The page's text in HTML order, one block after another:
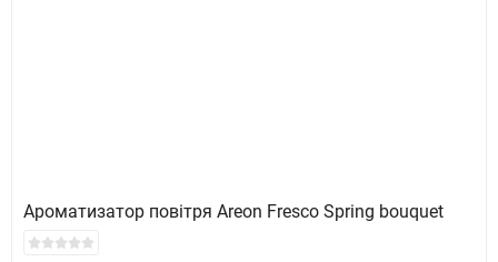
Ароматизатор повітря Areon Fresco Spring bouquet